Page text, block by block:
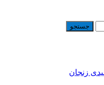
زنجان